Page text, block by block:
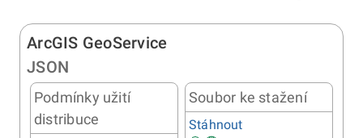
ArcGIS GeoService
JSON
Podmínky užití
distribuce
Soubor ke stažení
Stáhnout